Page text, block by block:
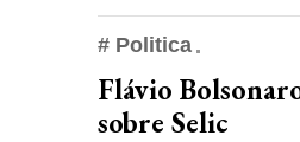
# Politica
Flávio
sobre Selic